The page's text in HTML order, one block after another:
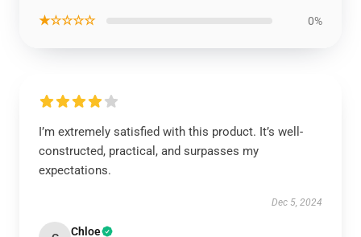
★☆☆☆☆ 0%
I’m extremely satisfied with this product. It’s well-
constructed, practical, and surpasses my
expectations.
Dec 5, 2024
Chloe